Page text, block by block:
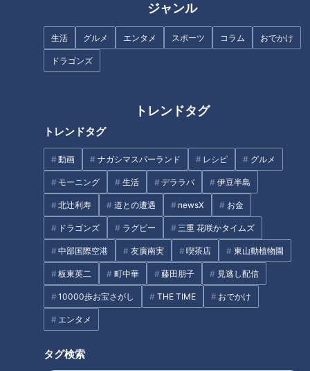
ジャンル
生活 グルメ エンタメ スポーツ コラム おでかけ
ドラゴンズ
トレンドタグ
トレンドタグ
動画 ナガシマスパーランド レシピ グルメ
モーニング 生活 デララバ 伊豆半島
北辻利寿 道との遭遇 newsX お金
ドラゴンズ ラグビー 三重 花咲かタイムズ
中部国際空港 友廣南実 喫茶店 東山動植物園
板東英二 町中華 藤田朋子 見逃し配信
10000歩お宝さがし THE TIME おでかけ
エンタメ
タグ検索
ら！川上憲伸、今だから明かす
立浪監督も納得！レジェンド解
説者が選ぶ2022年ドラゴンズ投
打の注目選手！
パン1万個たべた“パンマニア”が
認める絶品パンとは？ 本格ス
パイスたっぷり平焼きカレーパ
ン
スポーツ 中日ドラゴンズ
川上吉見のWエース対談